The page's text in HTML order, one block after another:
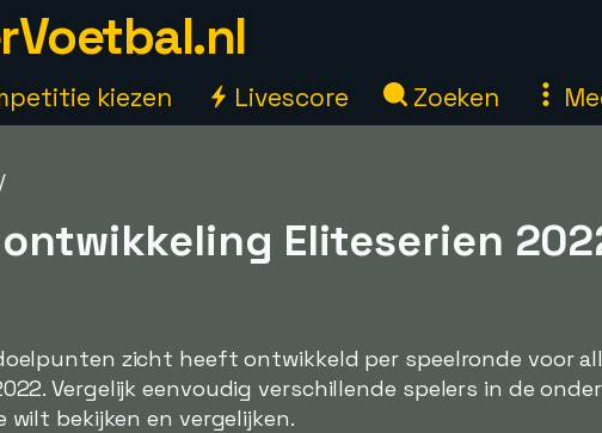
kiezen Livescore Zoeken
/
Eliteserien
zicht heeft ontwikkeld per speelronde voor
Vergelijk eenvoudig verschillende spelers in de
wilt bekijken en vergelijken.